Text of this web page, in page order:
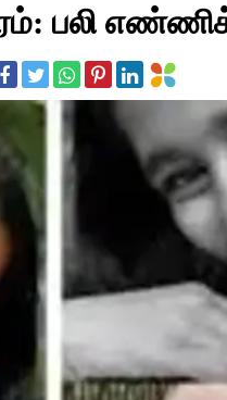
பலி